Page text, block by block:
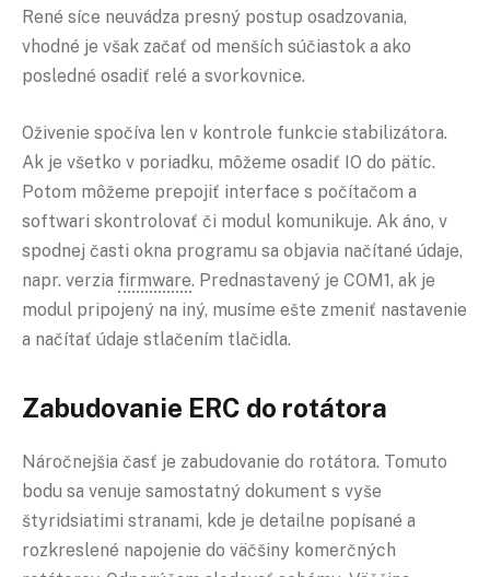
René síce neuvádza presný postup osadzovania,
vhodné je však začať od menších súčiastok a ako
posledné osadiť relé a svorkovnice.
Oživenie spočíva len v kontrole funkcie stabilizátora.
Ak je všetko v poriadku, môžeme osadiť IO do pätíc.
Potom môžeme prepojiť interface s počítačom a
softwari skontrolovať či modul komunikuje. Ak áno, v
spodnej časti okna programu sa objavia načítané údaje,
napr. verzia firmware. Prednastavený je COM1, ak je
modul pripojený na iný, musíme ešte zmeniť nastavenie
a načítať údaje stlačením tlačidla.
Zabudovanie ERC do rotátora
Náročnejšia časť je zabudovanie do rotátora. Tomuto
bodu sa venuje samostatný dokument s vyše
štyridsiatimi stranami, kde je detailne popísané a
rozkreslené napojenie do väčšiny komerčných